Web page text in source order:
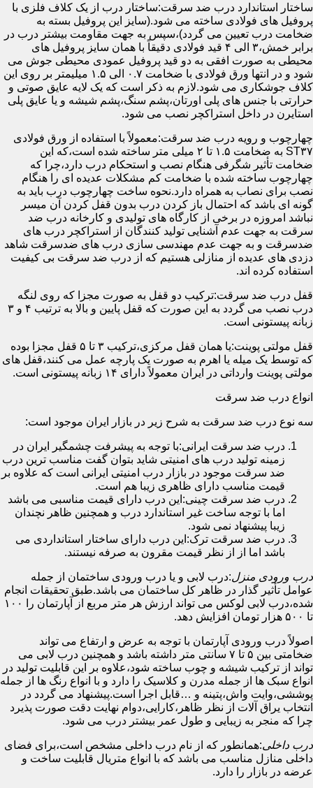
ساختار استاندارد درب ضد سرقت:ساختار درب از یک کلاف فلزی با
پروفیل های فولادی ساخته می شود.(سایز این پروفیل بسته به
ضخامت درب تعیین می گردد)،سپس به جهت مقاومت بیشتر درب در
برابر خمش،۳ الی ۴ قید فولادی دقیقاً با همان سایز پروفیل های
محیطی به صورت افقی به دو قید پروفیل عمودی محیطی جوش می
شود و در انتها ورق فولادی با ضخامت ۰.۷ الی ۱.۵ میلیمتر بر روی این
کلاف جوشکاری می شود.لازم به ذکر است که یک لایه عایق صوتی و
حرارتی با جنس های پلی اورتان،پشم سنگ،پشم شیشه و یا عایق پلی
استایرن در داخل استراکچر نصب می شود.
چهارچوب و رویه درب ضد سرقت:معمولاً با استفاده از ورق فولادی
ST۳۷ به ضخامت ۱.۵ تا ۲ میلی متر ساخته شده است،که این
ضخامت تأثیر شگرفی هنگام نصب و استحکام درب دارد،چرا که
چهارچوب ساخته شده با ضخامت کم مشکلات عدیده ای را هنگام
نصب برای نصاب به همراه دارد.نحوه ساخت چهارچوب درب باید به
گونه ای باشد که احتمال باز کردن درب بدون قفل کردن آن میسر
نباشد امروزه در برخی از کارگاه های تولیدی و کارخانه درب ضد
سرقت به جهت عدم آشنایی تولید کنندگان از استراکچر درب های
ضدسرقت و به جهت عدم مهندسی سازی درب های ضدسرقت شاهد
دزدی های عدیده از منازلی هستیم که از درب ضد سرقت بی کیفیت
استفاده کرده اند.
قفل درب ضد سرقت:ترکیب دو قفل به صورت مجزا که روی لنگه
درب نصب می گردد به این صورت که قفل پایین و بالا به ترتیب ۴ و ۳
زبانه پیستونی است.
قفل مولتی پوینت:یا همان قفل مرکزی،ترکیب ۳ تا ۵ قفل مجزا بوده
که توسط یک میله یا اهرم به صورت یک پارچه عمل می کنند،قفل های
مولتی پوینت وارداتی در ایران معمولاً دارای ۱۴ زبانه پیستونی است.
انواع درب ضد سرقت
سه نوع درب ضد سرقت به شرح زیر در بازار ایران موجود است:
درب ضد سرقت ایرانی:با توجه به پیشرفت چشمگیر ایران در
زمینه تولید درب های امنیتی شاید بتوان گفت مناسب ترین درب
ضد سرقت موجود در بازار درب امنیتی ایرانی است که علاوه بر
قیمت مناسب دارای ظاهری زیبا هم است.
درب ضد سرقت چینی:این درب دارای قیمت مناسبی می باشد
اما با توجه ساخت غیر استاندارد درب و همچنین ظاهر نچندان
زیبا پیشنهاد نمی شود.
درب ضد سرقت ترک:این درب دارای ساختار استانداردی می
باشد اما از از نظر قیمت مقرون به صرفه نیستند.
درب ورودی منزل:درب لابی و یا درب ورودی ساختمان از جمله
عوامل تأثیر گذار در ظاهر کل ساختمان می باشد.طبق تحقیقات انجام
شده،درب لابی لوکس می تواند ارزش هر متر مربع از آپارتمان را ۱۰۰
تا ۵۰۰ هزار تومان افزایش دهد.
اصولاً درب ورودی آپارتمان با توجه به عرض و ارتفاع می تواند
ضخامتی بین ۵ تا ۷ سانتی متر داشته باشد و همچنین درب لابی می
تواند از ترکیب شیشه و چوب ساخته شود،علاوه بر این قابلیت تولید در
انواع سبک ها از جمله مدرن و کلاسیک را دارد و با انواع رنگ ها از جمله
پوششی،وایت واش،پتینه و …قابل اجرا است.پیشنهاد می گردد در
انتخاب یراق آلات از نظر ظاهر،کارایی،دوام نهایت دقت صورت پذیرد
چرا که منجر به زیبایی و طول عمر بیشتر درب می شود.
درب داخلی:همانطور که از نام درب داخلی مشخص است،برای فضای
داخلی منازل مناسب می باشد که با انواع متریال قابلیت ساخت و
عرضه در بازار را دارد.